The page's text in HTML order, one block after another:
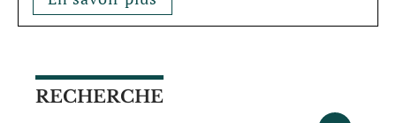
RECHERCHE